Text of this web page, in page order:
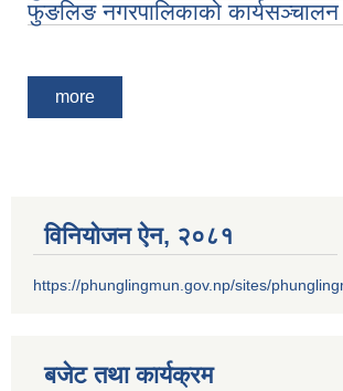
फुङलिङ नगरपालिकाको कार्यसञ्चालन
more
विनियोजन ऐन‚ २०८१
https://phunglingmun.gov.np/sites/
बजेट तथा कार्यक्रम